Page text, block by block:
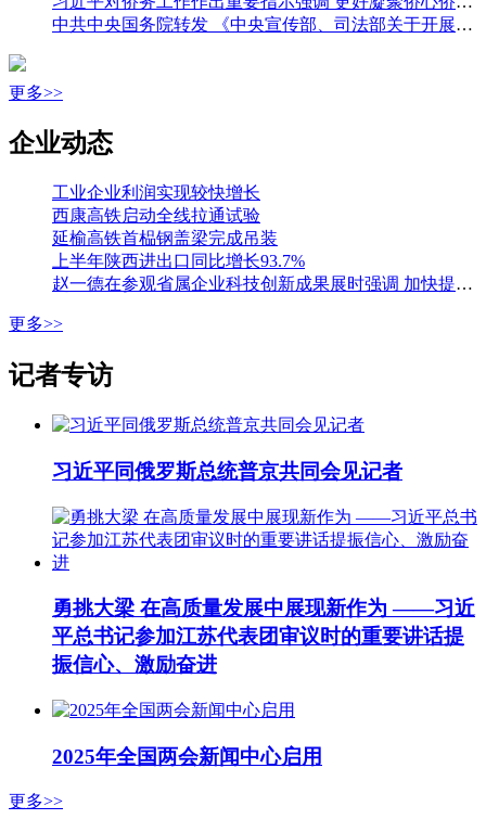
中共中央国务院转发 《中央宣传部、司法部关于开展法治宣传教育的第九个五年规划（二〇二六—二〇三〇年）》
更多>>
企业动态
工业企业利润实现较快增长
西康高铁启动全线拉通试验
延榆高铁首榀钢盖梁完成吊装
上半年陕西进出口同比增长93.7%
赵一德在参观省属企业科技创新成果展时强调 加快提升国有企业创新能力 为科技强省建设贡献更大力量 邢善萍参加
更多>>
记者专访
习近平同俄罗斯总统普京共同会见记者
勇挑大梁 在高质量发展中展现新作为 ——习近
平总书记参加江苏代表团审议时的重要讲话提
振信心、激励奋进
2025年全国两会新闻中心启用
更多>>